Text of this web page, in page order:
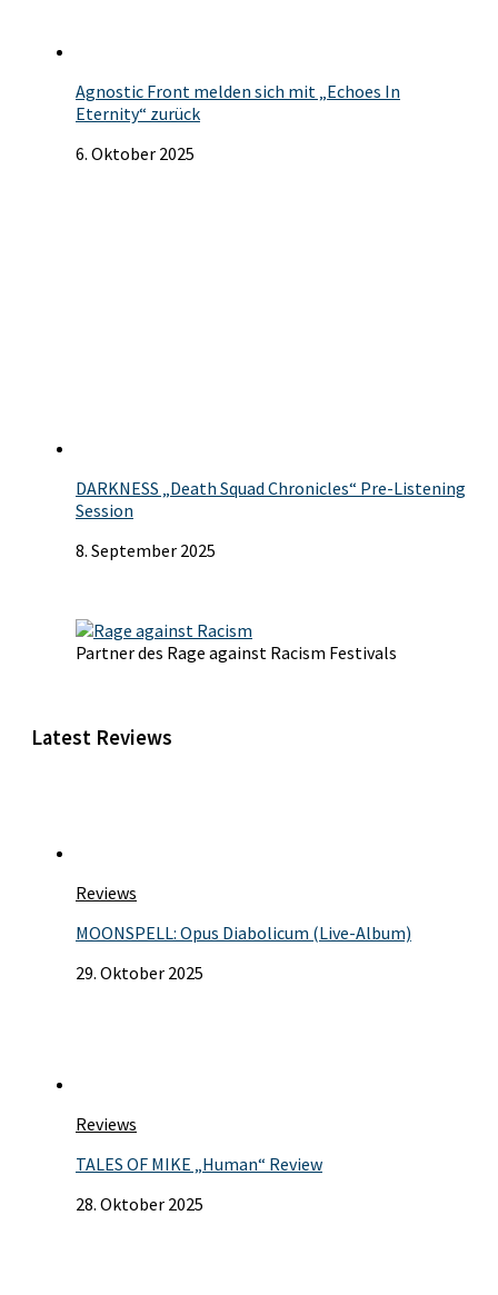
Agnostic Front melden sich mit „Echoes In
Eternity“ zurück
6. Oktober 2025
DARKNESS „Death Squad Chronicles“ Pre-Listening
Session
8. September 2025
Partner des Rage against Racism Festivals
Latest Reviews
Reviews
MOONSPELL: Opus Diabolicum (Live-Album)
29. Oktober 2025
Reviews
TALES OF MIKE „Human“ Review
28. Oktober 2025